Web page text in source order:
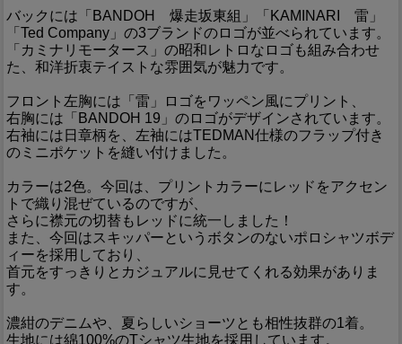
バックには「BANDOH 爆走坂東組」「KAMINARI 雷」
「Ted Company」の3ブランドのロゴが並べられています。
「カミナリモータース」の昭和レトロなロゴも組み合わせ
た、和洋折衷テイストな雰囲気が魅力です。
フロント左胸には「雷」ロゴをワッペン風にプリント、
右胸には「BANDOH 19」のロゴがデザインされています。
右袖には日章柄を、左袖にはTEDMAN仕様のフラップ付き
のミニポケットを縫い付けました。
カラーは2色。今回は、プリントカラーにレッドをアクセン
トで織り混ぜているのですが、
さらに襟元の切替もレッドに統一しました！
また、今回はスキッパーというボタンのないポロシャツボデ
ィーを採用しており、
首元をすっきりとカジュアルに見せてくれる効果がありま
す。
濃紺のデニムや、夏らしいショーツとも相性抜群の1着。
生地には綿100%のTシャツ生地を採用しています。